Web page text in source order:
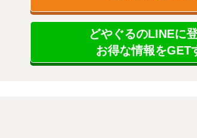
どやぐるのLINEに
お得な情報をGET